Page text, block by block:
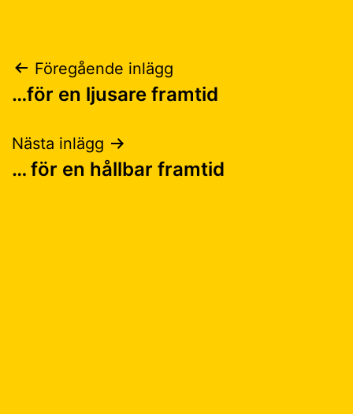
Inläggsnavigering
Föregående inlägg
…för en ljusare framtid
Nästa inlägg
… för en hållbar framtid